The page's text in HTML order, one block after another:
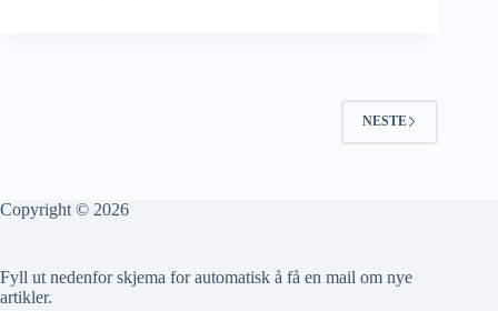
NESTE
Copyright © 2026
Fyll ut nedenfor skjema for automatisk å få en mail om nye
artikler.